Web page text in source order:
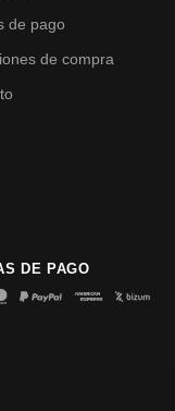
de pago
de compra
DE PAGO